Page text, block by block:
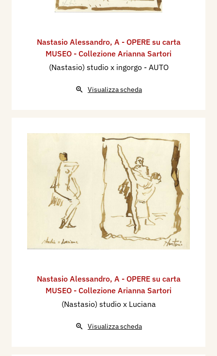
Nastasio Alessandro, A - OPERE su carta
MUSEO - Collezione Arianna Sartori
(Nastasio) studio x ingorgo - AUTO
Visualizza scheda
Nastasio Alessandro, A - OPERE su carta
MUSEO - Collezione Arianna Sartori
(Nastasio) studio x Luciana
Visualizza scheda